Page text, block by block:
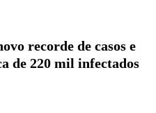
recorde de casos e
de 220 mil infectados